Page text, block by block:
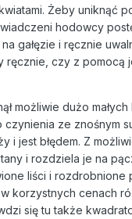
Żeby uniknąć
hodowcy
gałęzie i ręcznie
ręcznie, czy z
możliwie dużo
czynienia ze znośnym
i jest błędem. Z
i rozdziela je na
liści i rozdrobnione
korzystnych cenach
się tu także